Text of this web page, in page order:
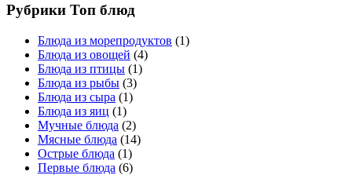
Рубрики Топ блюд
Блюда из морепродуктов (1)
Блюда из овощей (4)
Блюда из птицы (1)
Блюда из рыбы (3)
Блюда из сыра (1)
Блюда из яиц (1)
Мучные блюда (2)
Мясные блюда (14)
Острые блюда (1)
Первые блюда (6)